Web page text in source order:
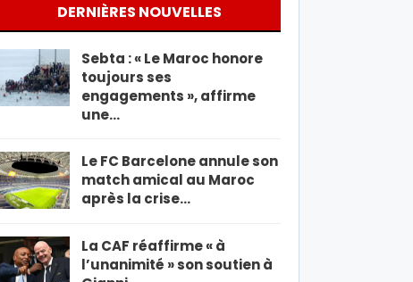
DERNIÈRES NOUVELLES
Sebta : « Le Maroc honore
toujours ses
engagements », affirme
une…
Le FC Barcelone annule son
match amical au Maroc
après la crise…
La CAF réaffirme « à
l’unanimité » son soutien à